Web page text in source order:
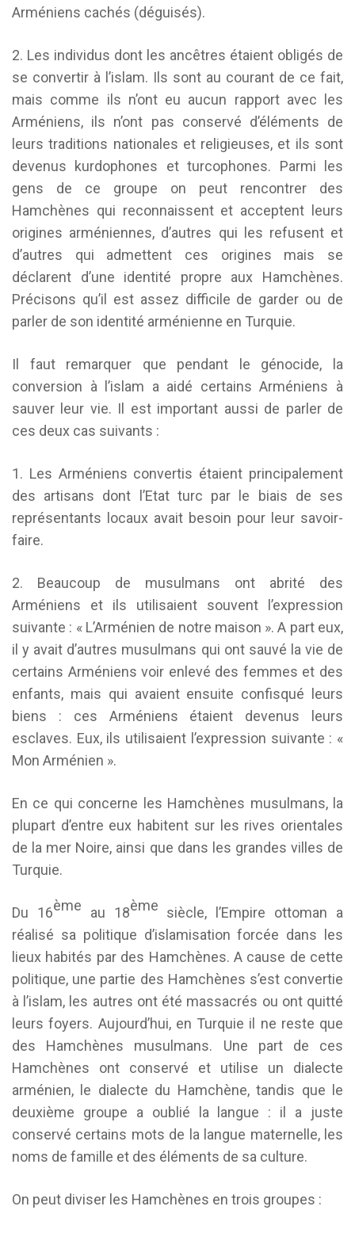
Arméniens cachés (déguisés).
2. Les individus dont les ancêtres étaient obligés de
se convertir à l’islam. Ils sont au courant de ce fait,
mais comme ils n’ont eu aucun rapport avec les
Arméniens, ils n’ont pas conservé d’éléments de
leurs traditions nationales et religieuses, et ils sont
devenus kurdophones et turcophones. Parmi les
gens de ce groupe on peut rencontrer des
Hamchènes qui reconnaissent et acceptent leurs
origines arméniennes, d’autres qui les refusent et
d’autres qui admettent ces origines mais se
déclarent d’une identité propre aux Hamchènes.
Précisons qu’il est assez difficile de garder ou de
parler de son identité arménienne en Turquie.
Il faut remarquer que pendant le génocide, la
conversion à l’islam a aidé certains Arméniens à
sauver leur vie. Il est important aussi de parler de
ces deux cas suivants :
1. Les Arméniens convertis étaient principalement
des artisans dont l’Etat turc par le biais de ses
représentants locaux avait besoin pour leur savoir-
faire.
2. Beaucoup de musulmans ont abrité des
Arméniens et ils utilisaient souvent l’expression
suivante : « L’Arménien de notre maison ». A part eux,
il y avait d’autres musulmans qui ont sauvé la vie de
certains Arméniens voir enlevé des femmes et des
enfants, mais qui avaient ensuite confisqué leurs
biens : ces Arméniens étaient devenus leurs
esclaves. Eux, ils utilisaient l’expression suivante : «
Mon Arménien ».
En ce qui concerne les Hamchènes musulmans, la
plupart d’entre eux habitent sur les rives orientales
de la mer Noire, ainsi que dans les grandes villes de
Turquie.
Du 16ème au 18ème siècle, l’Empire ottoman a
réalisé sa politique d’islamisation forcée dans les
lieux habités par des Hamchènes. A cause de cette
politique, une partie des Hamchènes s’est convertie
à l’islam, les autres ont été massacrés ou ont quitté
leurs foyers. Aujourd’hui, en Turquie il ne reste que
des Hamchènes musulmans. Une part de ces
Hamchènes ont conservé et utilise un dialecte
arménien, le dialecte du Hamchène, tandis que le
deuxième groupe a oublié la langue : il a juste
conservé certains mots de la langue maternelle, les
noms de famille et des éléments de sa culture.
On peut diviser les Hamchènes en trois groupes :